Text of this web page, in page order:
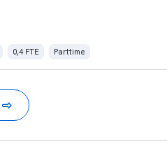
0,4 FTE Parttime